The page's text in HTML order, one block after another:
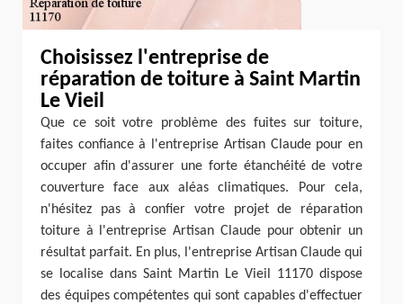
Choisissez l'entreprise de
réparation de toiture à Saint Martin
Le Vieil
Que ce soit votre problème des fuites sur toiture,
faites confiance à l'entreprise Artisan Claude pour en
occuper afin d'assurer une forte étanchéité de votre
couverture face aux aléas climatiques. Pour cela,
n'hésitez pas à confier votre projet de réparation
toiture à l'entreprise Artisan Claude pour obtenir un
résultat parfait. En plus, l'entreprise Artisan Claude qui
se localise dans Saint Martin Le Vieil 11170 dispose
des équipes compétentes qui sont capables d'effectuer